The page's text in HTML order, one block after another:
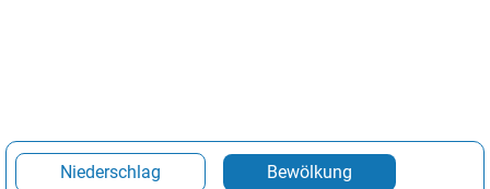
Niederschlag Bewölkung